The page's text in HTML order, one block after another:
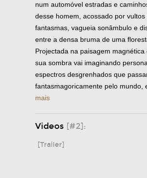
num automóvel estradas e
desse homem, acossado por vultos
fantasmas, vagueia sonâmbulo e
entre a densa bruma de uma
Projectada na paisagem magnética
sua sombra vai imaginando
espectros desgrenhados que
fantasmagoricamente pelo mundo,
mais
Videos [#2]:
[Trailer]